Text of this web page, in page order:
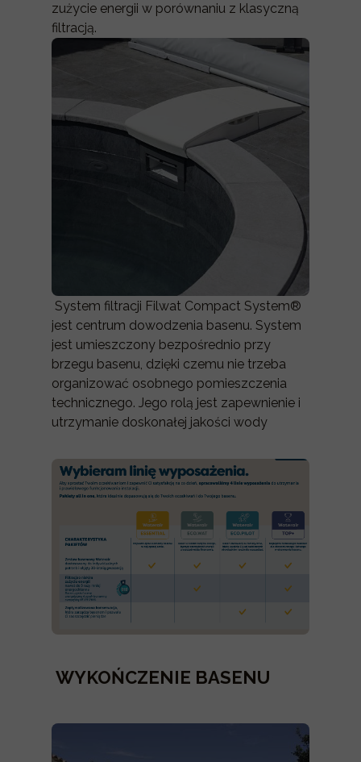
WYKOŃCZENIE BASENU
zużycie energii w porównaniu z klasyczną
filtracją.
System filtracji Filwat Compact System®
jest centrum dowodzenia basenu. System
jest umieszczony bezpośrednio przy
brzegu basenu, dzięki czemu nie trzeba
organizować osobnego pomieszczenia
technicznego. Jego rolą jest zapewnienie i
utrzymanie doskonałej jakości wody